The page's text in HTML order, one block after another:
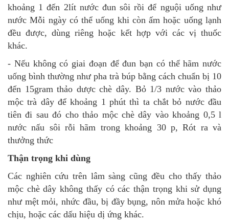
khoảng 1 đến 2lít nước đun sôi rồi để nguội uống như
nước Mỗi ngày có thể uống khi còn ấm hoặc uống lạnh
đều được, dùng riêng hoặc kết hợp với các vị thuốc
khác.
- Nếu không có giai đoạn để đun bạn có thể hãm nước
uống bình thường như pha trà búp bằng cách chuẩn bị 10
đến 15gram thảo dược chè dây. Bỏ 1/3 nước vào thảo
mộc trà dây để khoảng 1 phút thì ta chắt bỏ nước đầu
tiên đi sau đó cho thảo mộc chè dây vào khoảng 0,5 l
nước nấu sôi rỗi hãm trong khoảng 30 p, Rót ra và
thưởng thức
Thận trọng khi dùng
Các nghiên cứu trên lâm sàng cũng đều cho thấy thảo
mộc chè dây không thấy có các thận trọng khi sử dụng
như mệt mỏi, nhức đầu, bị đầy bụng, nôn mửa hoặc khó
chịu, hoặc các dấu hiệu dị ứng khác.